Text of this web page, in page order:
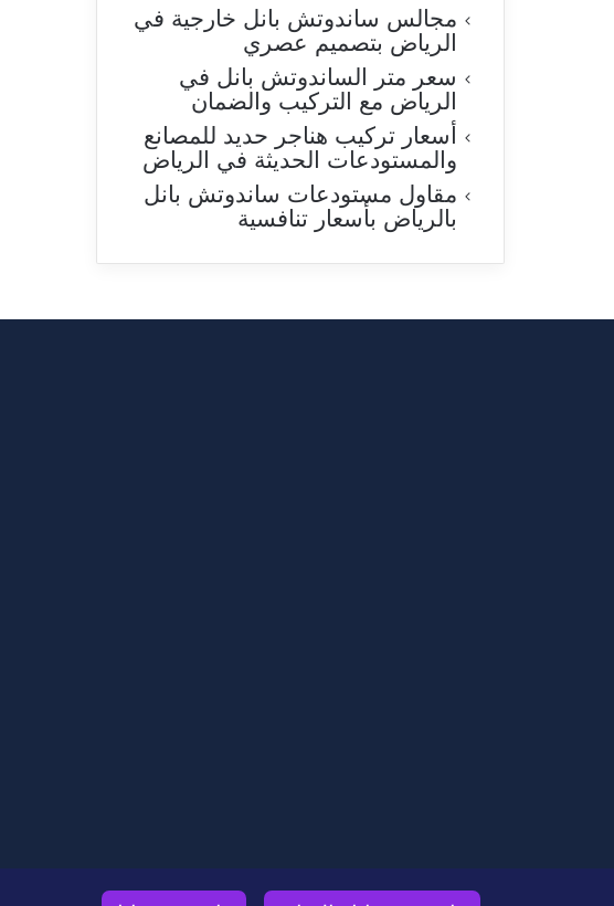
مجالس ساندوتش بانل خارجية في
الرياض بتصميم عصري
سعر متر الساندوتش بانل في
الرياض مع التركيب والضمان
أسعار تركيب هناجر حديد للمصانع
والمستودعات الحديثة في الرياض
مقاول مستودعات ساندوتش بانل
بالرياض بأسعار تنافسية